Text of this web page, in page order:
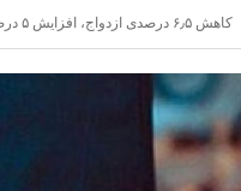
۵ درصدی طلاق